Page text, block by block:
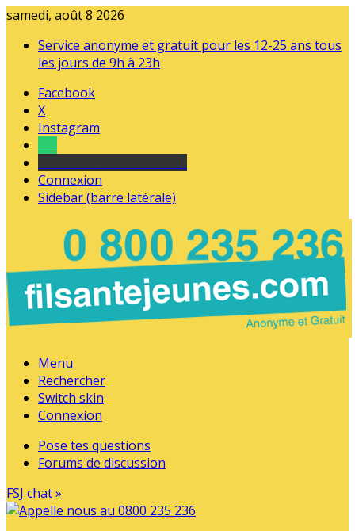
samedi, août 8 2026
Service anonyme et gratuit pour les 12-25 ans tous
les jours de 9h à 23h
Facebook
X
Instagram
Connexion
Sidebar (barre latérale)
Menu
Rechercher
Switch skin
Connexion
Pose tes questions
Forums de discussion
FSJ chat »